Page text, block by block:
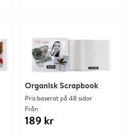
Organisk Scrapbook
Pris baserat på 48 sidor
Från
189 kr